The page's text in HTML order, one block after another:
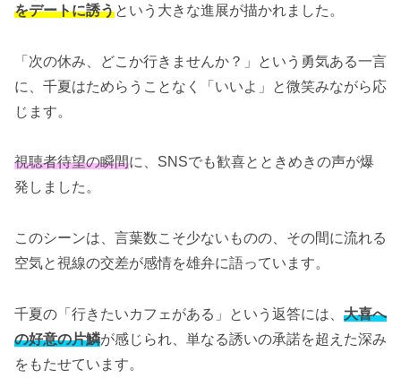
をデートに誘うという大きな進展が描かれました。
「次の休み、どこか行きませんか？」という勇気ある一言
に、千夏はためらうことなく「いいよ」と微笑みながら応
じます。
視聴者待望の瞬間に、SNSでも歓喜とときめきの声が爆
発しました。
このシーンは、言葉数こそ少ないものの、その間に流れる
空気と視線の交差が感情を雄弁に語っています。
千夏の「行きたいカフェがある」という返答には、 大喜へ
の好意の片鱗が感じられ、単なる誘いの承諾を超えた深み
をもたせています。